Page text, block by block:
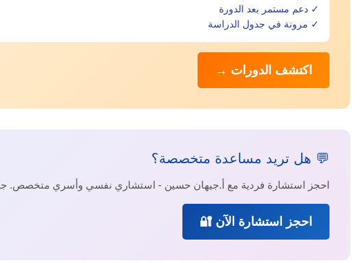
✓ دعم مستمر بعد الدورة
✓ مرونة في جدول الدراسة
اكتشف الدورات →
💬 هل تريد مساعدة متخصصة؟
احجز استشارة فردية مع أ.جيهان حسين - استشاري نفسي وأسري
احجز استشارة الآن 🔐